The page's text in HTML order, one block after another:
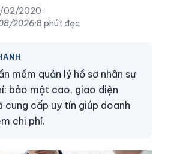
02/2020·
2026·8 phút đọc
mềm quản lý hồ sơ nhân sự
bảo mật cao, giao diện
cung cấp uy tín giúp doanh
chi phí.